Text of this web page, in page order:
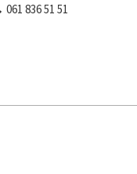
061 836 51 51